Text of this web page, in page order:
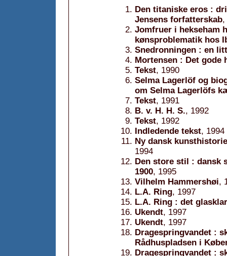
Den titaniske eros :
Jensens forfatterskab,
Jomfruer i hekseham
kønsproblematik hos
Snedronningen : en
Mortensen : Det gode
Tekst, 1990
Selma Lagerlöf og
om Selma Lagerlöfs
Tekst, 1991
B. v. H. H. S., 1992
Tekst, 1992
Indledende tekst, 1994
Ny dansk
1994
Den store stil : dansk
1900, 1995
Vilhelm Hammershøi,
L.A. Ring, 1997
L.A. Ring : det
Ukendt, 1997
Ukendt, 1997
Dragespringvandet :
Rådhuspladsen i
Dragespringvandet :